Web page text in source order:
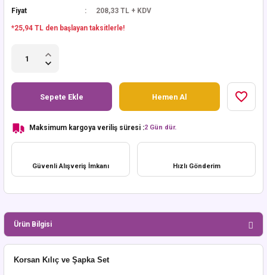
Fiyat 208,33 TL + KDV
*25,94 TL den başlayan taksitlerle!
Sepete Ekle Hemen Al
Maksimum kargoya veriliş süresi :2 Gün dür.
Güvenli Alışveriş İmkanı Hızlı Gönderim
Ürün Bilgisi
Korsan Kılıç ve Şapka Set